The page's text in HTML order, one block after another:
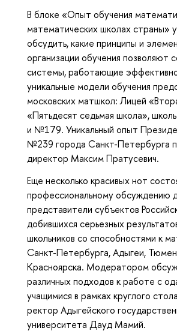
В блоке «Опыт обучения
математических школах страны»
обсудить, какие принципы и
организации обучения позволяют
системы, работающие
уникальные модели обучения
московских матшкол: Лицей
«Пятьдесят седьмая школа»,
и №179. Уникальный опыт
№239 города Санкт-Петербурга
директор Максим Пратусевич.
Еще несколько красивых нот
профессиональному обсуждению
представители субъектов
добившихся серьезных
школьников со способностями к
Санкт-Петербурга, Адыгеи,
Красноярска. Модератором
различных подходов к работе с
учащимися в рамках круглого
ректор Адыгейского
университета Дауд Мамий.